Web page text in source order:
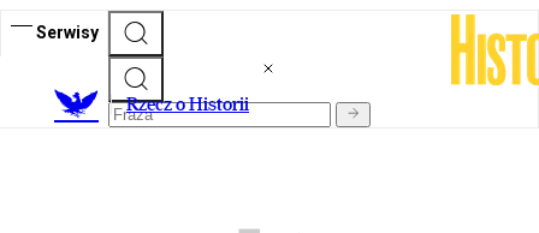
Serwisy
Rzecz o Historii